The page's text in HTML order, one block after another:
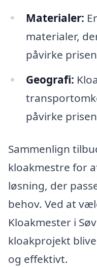
Materialer:
materialer,
påvirke
Geografi:
påvirke
Sammenlign
kloakmestre for
løsning, der
behov. Ved at
Kloakmester i
kloakprojekt
og effektivt.